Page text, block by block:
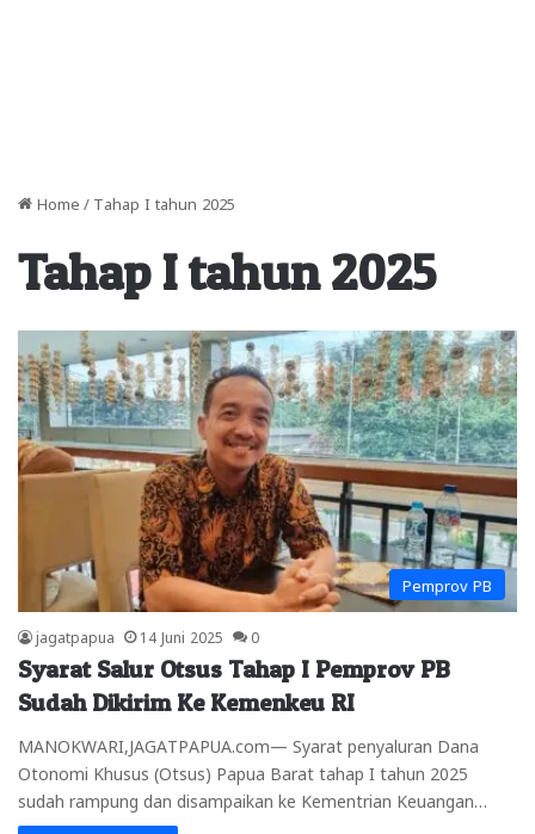
Home / Tahap I tahun 2025
Tahap I tahun 2025
Pemprov PB
jagatpapua 14 Juni 2025 0
Syarat Salur Otsus Tahap I Pemprov PB
Sudah Dikirim Ke Kemenkeu RI
MANOKWARI,JAGATPAPUA.com— Syarat penyaluran Dana
Otonomi Khusus (Otsus) Papua Barat tahap I tahun 2025
sudah rampung dan disampaikan ke Kementrian Keuangan…